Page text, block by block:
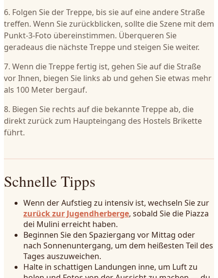
6. Folgen Sie der Treppe, bis sie auf eine andere Straße
treffen. Wenn Sie zurückblicken, sollte die Szene mit dem
Punkt-3-Foto übereinstimmen. Überqueren Sie
geradeaus die nächste Treppe und steigen Sie weiter.
7. Wenn die Treppe fertig ist, gehen Sie auf die Straße
vor Ihnen, biegen Sie links ab und gehen Sie etwas mehr
als 100 Meter bergauf.
8. Biegen Sie rechts auf die bekannte Treppe ab, die
direkt zurück zum Haupteingang des Hostels Brikette
führt.
Schnelle Tipps
Wenn der Aufstieg zu intensiv ist, wechseln Sie zur
zurück zur Jugendherberge, sobald Sie die Piazza
dei Mulini erreicht haben.
Beginnen Sie den Spaziergang vor Mittag oder
nach Sonnenuntergang, um dem heißesten Teil des
Tages auszuweichen.
Halte in schattigen Landungen inne, um Luft zu